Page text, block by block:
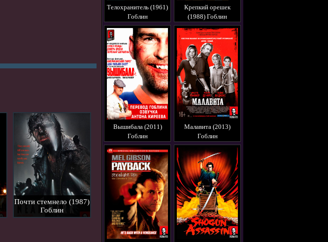
Телохранитель (1961)
Гоблин
Крепкий орешек
(1988) Гоблин
Вышибала (2011)
Гоблин
Малавита (2013)
Гоблин
Почти стемнело (1987)
Гоблин